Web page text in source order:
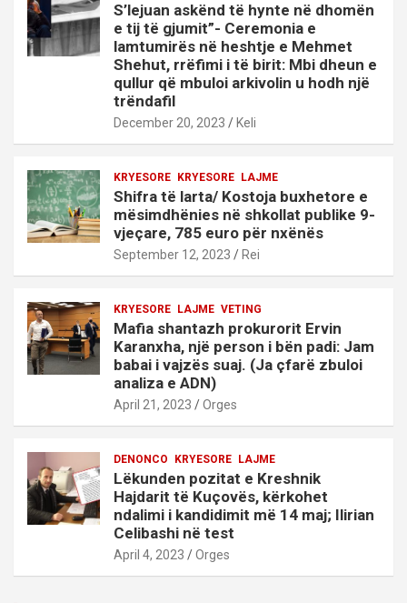
S’lejuan askënd të hynte në dhomën
e tij të gjumit”- Ceremonia e
lamtumirës në heshtje e Mehmet
Shehut, rrëfimi i të birit: Mbi dheun e
qullur që mbuloi arkivolin u hodh një
trëndafil
December 20, 2023 Keli
KRYESORE KRYESORE LAJME
Shifra të larta/ Kostoja buxhetore e
mësimdhënies në shkollat publike 9-
vjeçare, 785 euro për nxënës
September 12, 2023 Rei
KRYESORE LAJME VETING
Mafia shantazh prokurorit Ervin
Karanxha, një person i bën padi: Jam
babai i vajzës suaj. (Ja çfarë zbuloi
analiza e ADN)
April 21, 2023 Orges
DENONCO KRYESORE LAJME
Lëkunden pozitat e Kreshnik
Hajdarit të Kuçovës, kërkohet
ndalimi i kandidimit më 14 maj; Ilirian
Celibashi në test
April 4, 2023 Orges